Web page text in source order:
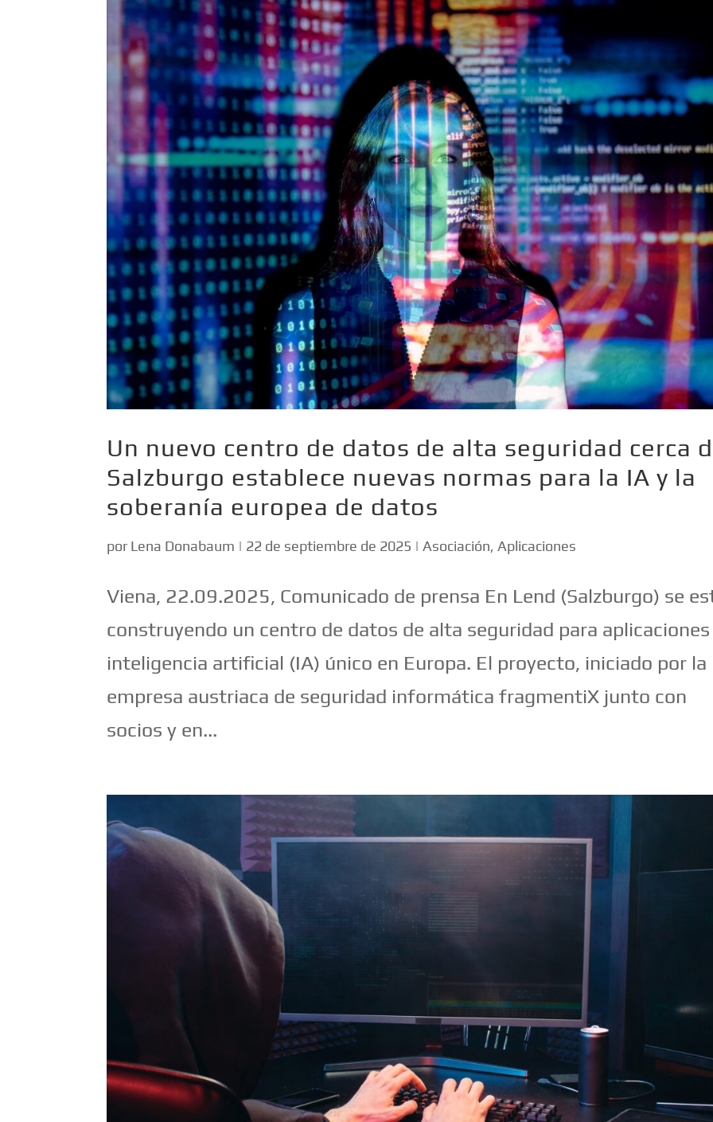
Un nuevo centro de datos de alta seguridad cerca
Salzburgo establece nuevas normas para la IA y la
soberanía europea de datos
por Lena Donabaum | 22 de septiembre de 2025 |Asociación,Aplicaciones
Viena, 22.09.2025, Comunicado de prensa En Lend (Salzburgo) se
construyendo un centro de datos de alta seguridad para
inteligencia artificial (IA) único en Europa. El proyecto, iniciado por la
empresa austriaca de seguridad informática fragmentiX junto con
socios y en...